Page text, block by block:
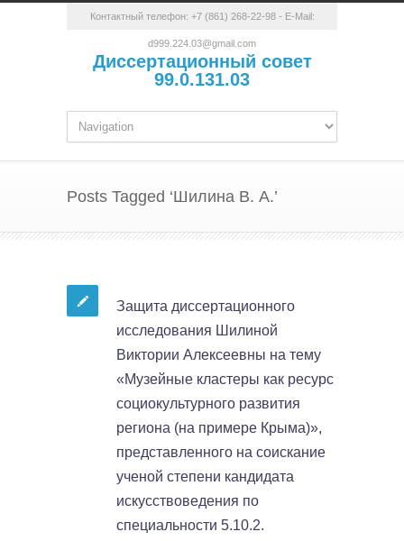
Контактный телефон: +7 (861) 268-22-98- E-Mail:
d999.224.03@gmail.com
Диссертационный совет
99.0.131.03
Posts Tagged ‘Шилина В. А.’
Защита диссертационного
исследования Шилиной
Виктории Алексеевны на тему
«Музейные кластеры как ресурс
социокультурного развития
региона (на примере Крыма)»,
представленного на соискание
ученой степени кандидата
искусствоведения по
специальности 5.10.2.